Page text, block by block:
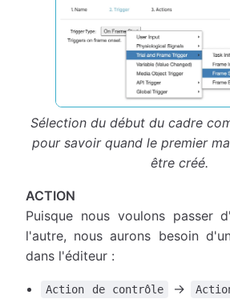
Sélection du début du cadre
pour savoir quand le premier
être créé.
ACTION
Puisque nous voulons passer
l'autre, nous aurons besoin
dans l'éditeur :
Action de contrôle →